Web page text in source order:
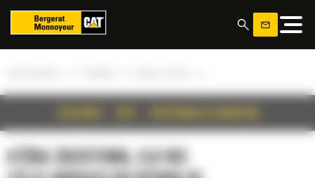
ŁYŻKA ZRZUTOWA, 9,8 M3
Panel zarządzania plikami cookies